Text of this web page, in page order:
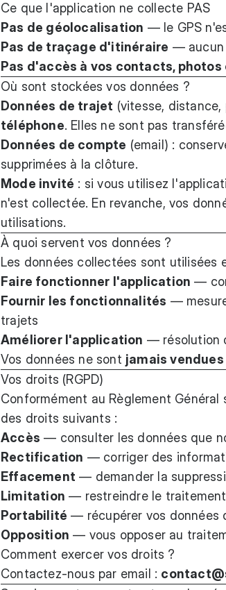
Ce que l'application ne collecte PAS
Pas de géolocalisation — le GPS
Pas de traçage d'itinéraire — aucun
Pas d'accès à vos contacts,
Où sont stockées vos données ?
Données de trajet (vitesse,
téléphone. Elles ne sont pas
Données de compte (email) :
supprimées à la clôture.
Mode invité : si vous utilisez
n'est collectée. En revanche, vos
utilisations.
À quoi servent vos données ?
Les données collectées sont utilisées
Faire fonctionner l'application —
Fournir les fonctionnalités —
trajets
Améliorer l'application — résolution
Vos données ne sont jamais
Vos droits (RGPD)
Conformément au Règlement Général
des droits suivants :
Accès — consulter les données que
Rectification — corriger des
Effacement — demander la
Limitation — restreindre le
Portabilité — récupérer vos données
Opposition — vous opposer au
Comment exercer vos droits ?
Contactez-nous par email :